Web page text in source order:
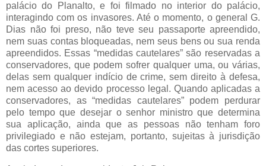
palácio do Planalto, e foi filmado no interior do palácio,
interagindo com os invasores. Até o momento, o general G.
Dias não foi preso, não teve seu passaporte apreendido,
nem suas contas bloqueadas, nem seus bens ou sua renda
apreendidos. Essas “medidas cautelares” são reservadas a
conservadores, que podem sofrer qualquer uma, ou várias,
delas sem qualquer indício de crime, sem direito à defesa,
nem acesso ao devido processo legal. Quando aplicadas a
conservadores, as “medidas cautelares” podem perdurar
pelo tempo que desejar o senhor ministro que determina
sua aplicação, ainda que as pessoas não tenham foro
privilegiado e não estejam, portanto, sujeitas à jurisdição
das cortes superiores.